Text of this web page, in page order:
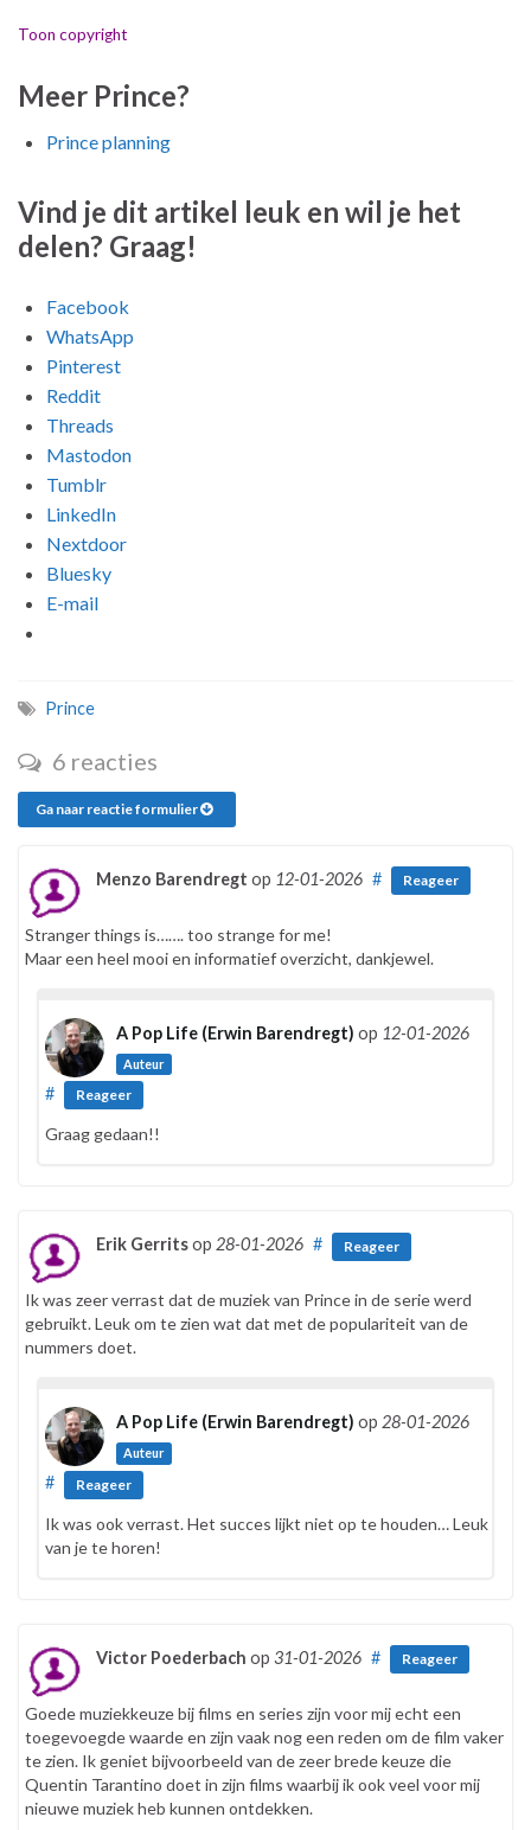
Toon copyright
Meer Prince?
Prince planning
Vind je dit artikel leuk en wil je het
delen? Graag!
Facebook
WhatsApp
Pinterest
Reddit
Threads
Mastodon
Tumblr
LinkedIn
Nextdoor
Bluesky
E-mail
Prince
6 reacties
Ga naar reactie formulier
Menzo Barendregt op 12-01-2026 # Reageer
Stranger things is……. too strange for me!
Maar een heel mooi en informatief overzicht, dankjewel.
A Pop Life (Erwin Barendregt) op 12-01-2026
Auteur
# Reageer
Graag gedaan!!
Erik Gerritsop 28-01-2026 # Reageer
Ik was zeer verrast dat de muziek van Prince in de serie werd
gebruikt. Leuk om te zien wat dat met de populariteit van de
nummers doet.
A Pop Life (Erwin Barendregt) op 28-01-2026
Auteur
# Reageer
Ik was ook verrast. Het succes lijkt niet op te houden… Leuk
van je te horen!
Victor Poederbach op 31-01-2026 # Reageer
Goede muziekkeuze bij films en series zijn voor mij echt een
toegevoegde waarde en zijn vaak nog een reden om de film vaker
te zien. Ik geniet bijvoorbeeld van de zeer brede keuze die
Quentin Tarantino doet in zijn films waarbij ik ook veel voor mij
nieuwe muziek heb kunnen ontdekken.